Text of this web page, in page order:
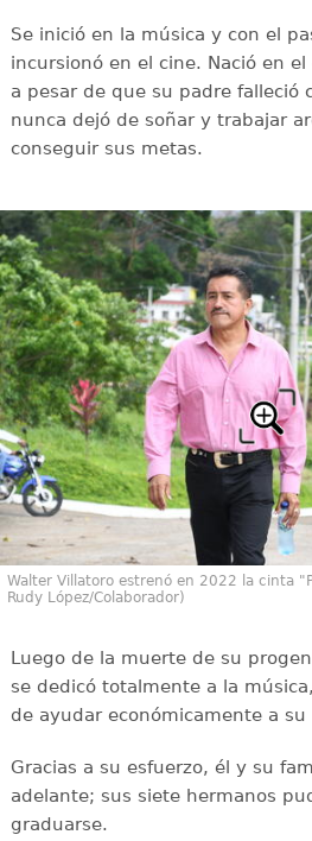
Se inició en la música y con el
incursionó en el cine. Nació en
a pesar de que su padre falleció
nunca dejó de soñar y trabajar
conseguir sus metas.
Walter Villatoro estrenó en 2022 la cinta
Rudy López/Colaborador)
Luego de la muerte de su
se dedicó totalmente a la
de ayudar económicamente a su
Gracias a su esfuerzo, él y su
adelante; sus siete hermanos
graduarse.